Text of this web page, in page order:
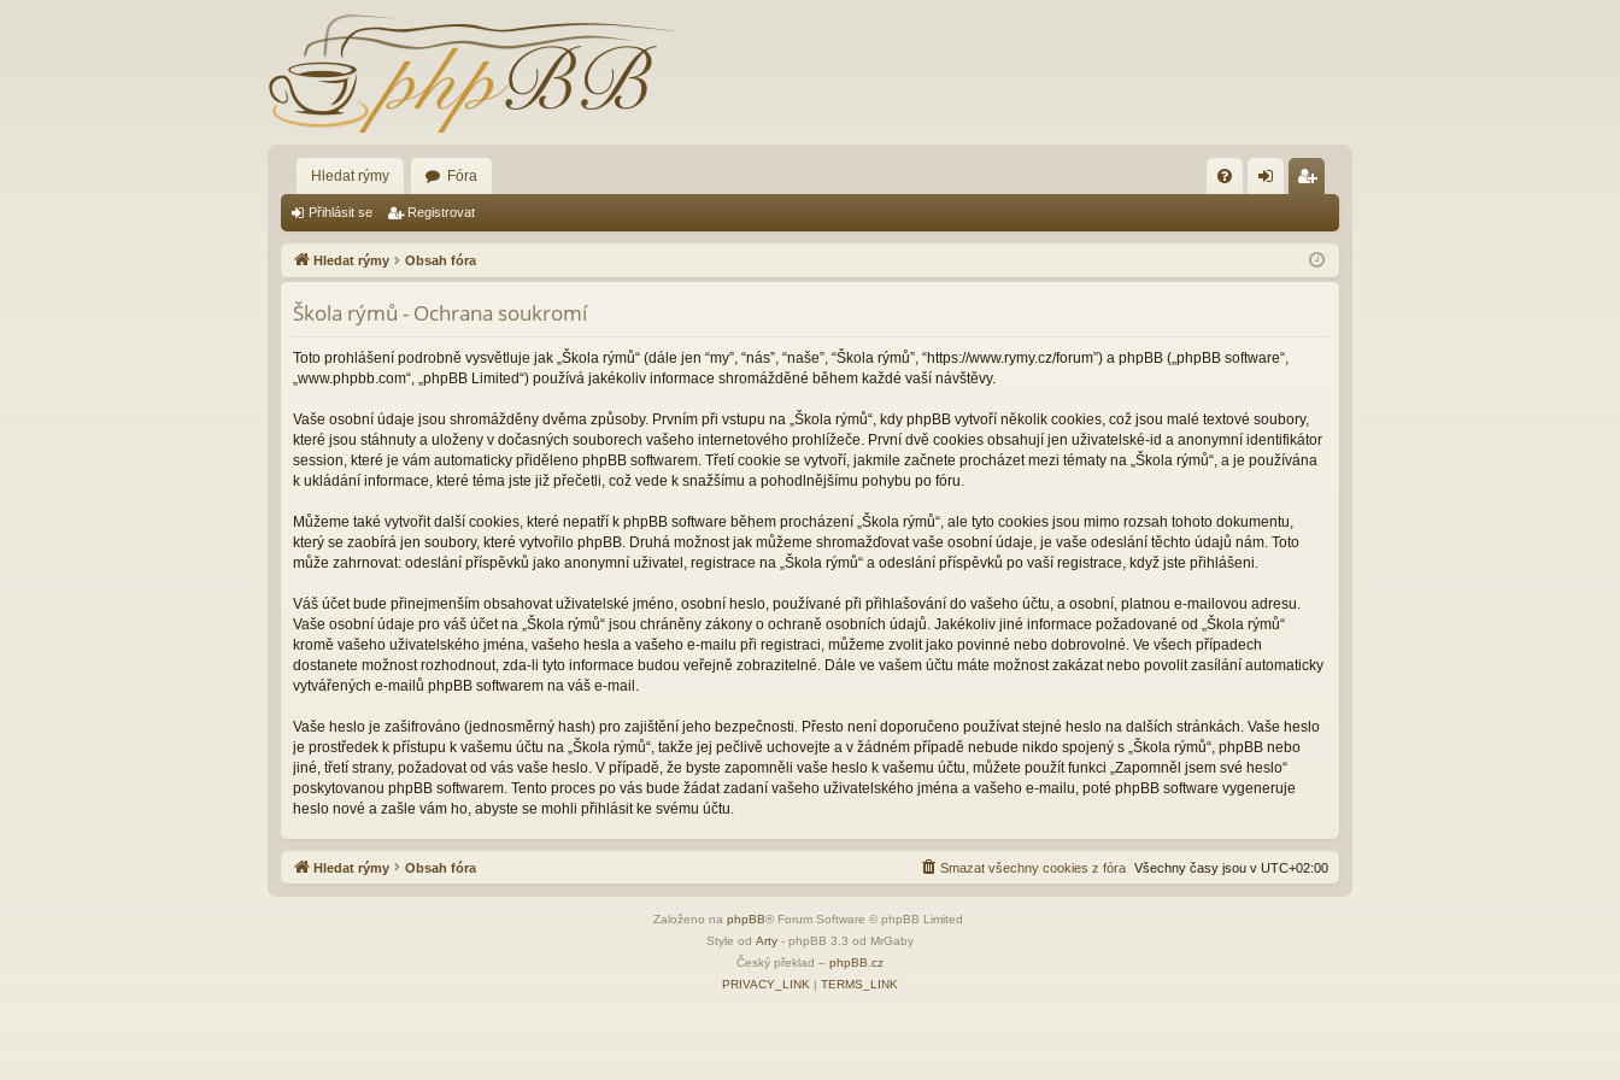
Hledat rýmy Fóra
Q lá
sit
ist
ro
Přihlásit se Registrovat
Hledat rýmy Obsah fóra
Škola rýmů - Ochrana soukromí
Toto prohlášení podrobně vysvětluje jak „Škola rýmů“ (dále jen “my”, “nás”, “naše”, “Škola rýmů”, “https://www.rymy.cz/forum”) a phpBB („phpBB software“,
„www.phpbb.com“, „phpBB Limited“) používá jakékoliv informace shromážděné během každé vaší návštěvy.
Vaše osobní údaje jsou shromážděny dvěma způsoby. Prvním při vstupu na „Škola rýmů“, kdy phpBB vytvoří několik cookies, což jsou malé textové soubory,
které jsou stáhnuty a uloženy v dočasných souborech vašeho internetového prohlížeče. První dvě cookies obsahují jen uživatelské-id a anonymní identifikátor
session, které je vám automaticky přiděleno phpBB softwarem. Třetí cookie se vytvoří, jakmile začnete procházet mezi tématy na „Škola rýmů“, a je používána
k ukládání informace, které téma jste již přečetli, což vede k snažšímu a pohodlnějšímu pohybu po fóru.
Můžeme také vytvořit další cookies, které nepatří k phpBB software během procházení „Škola rýmů“, ale tyto cookies jsou mimo rozsah tohoto dokumentu,
který se zaobírá jen soubory, které vytvořilo phpBB. Druhá možnost jak můžeme shromažďovat vaše osobní údaje, je vaše odeslání těchto údajů nám. Toto
může zahrnovat: odeslání příspěvků jako anonymní uživatel, registrace na „Škola rýmů“ a odeslání příspěvků po vaší registrace, když jste přihlášeni.
Váš účet bude přinejmenším obsahovat uživatelské jméno, osobní heslo, používané při přihlašování do vašeho účtu, a osobní, platnou e-mailovou adresu.
Vaše osobní údaje pro váš účet na „Škola rýmů“ jsou chráněny zákony o ochraně osobních údajů. Jakékoliv jiné informace požadované od „Škola rýmů“
kromě vašeho uživatelského jména, vašeho hesla a vašeho e-mailu při registraci, můžeme zvolit jako povinné nebo dobrovolné. Ve všech případech
dostanete možnost rozhodnout, zda-li tyto informace budou veřejně zobrazitelné. Dále ve vašem účtu máte možnost zakázat nebo povolit zasílání automaticky
vytvářených e-mailů phpBB softwarem na váš e-mail.
Vaše heslo je zašifrováno (jednosměrný hash) pro zajištění jeho bezpečnosti. Přesto není doporučeno používat stejné heslo na dalších stránkách. Vaše heslo
je prostředek k přístupu k vašemu účtu na „Škola rýmů“, takže jej pečlivě uchovejte a v žádném případě nebude nikdo spojený s „Škola rýmů“, phpBB nebo
jiné, třetí strany, požadovat od vás vaše heslo. V případě, že byste zapomněli vaše heslo k vašemu účtu, můžete použít funkci „Zapomněl jsem své heslo“
poskytovanou phpBB softwarem. Tento proces po vás bude žádat zadaní vašeho uživatelského jména a vašeho e-mailu, poté phpBB software vygeneruje
heslo nové a zašle vám ho, abyste se mohli přihlásit ke svému účtu.
Hledat rýmy Obsah fóra Všechny časy jsou v UTC+02:00
Smazat všechny cookies z fóra
Založeno na phpBB® Forum Software © phpBB Limited
Style od Arty - phpBB 3.3 od MrGaby
Český překlad – phpBB.cz
PRIVACY_LINK | TERMS_LINK